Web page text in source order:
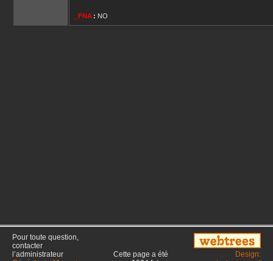
_FNA : NO
Pour toute question,
contacter
l’administrateur
Cette page a été
Design: